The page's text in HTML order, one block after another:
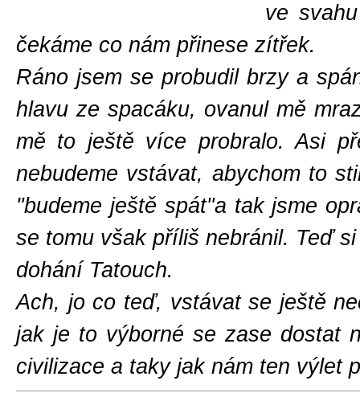
ve
čekáme co nám přinese zítřek.
Ráno jsem se probudil brzy a
hlavu ze spacáku, ovanul mě
mě to ještě více probralo. Asi
nebudeme vstávat, abychom to
"budeme ještě spát"a tak jsme
se tomu však příliš nebránil. Teď
dohání Tatouch.
Ach, jo co teď, vstávat se ještě
jak je to výborné se zase dostat
civilizace a taky jak nám ten výlet